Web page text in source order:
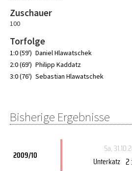
Zuschauer
100
Torfolge
1:0 (59') Daniel Hlawatschek
2:0 (69') Philipp Kaddatz
3:0 (76') Sebastian Hlawatschek
Bisherige Ergebnisse
2009/10
Sa,
Unterkatz 2